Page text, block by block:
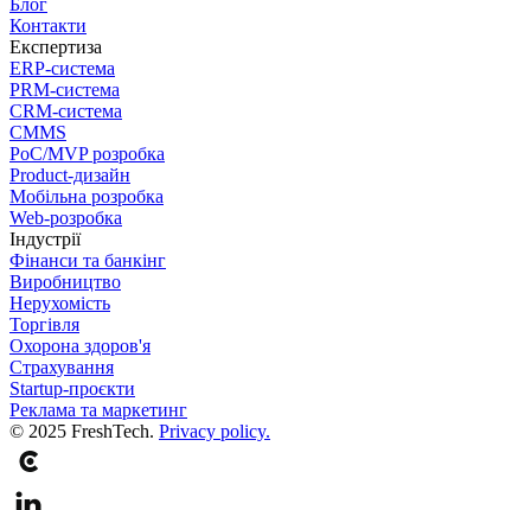
Блог
Контакти
Експертиза
ERP-система
PRM-система
CRM-система
CMMS
PoC/MVP розробка
Product-дизайн
Мобільна розробка
Web-розробка
Індустрії
Фінанси та банкінг
Виробництво
Нерухомість
Торгівля
Охорона здоров'я
Страхування
Startup-проєкти
Реклама та маркетинг
© 2025 FreshTech. Privacy policy.